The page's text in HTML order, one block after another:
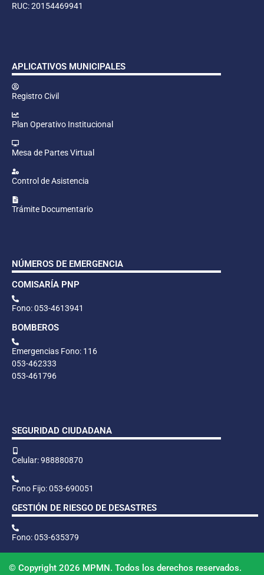
RUC: 20154469941
APLICATIVOS MUNICIPALES
Registro Civil
Plan Operativo Institucional
Mesa de Partes Virtual
Control de Asistencia
Trámite Documentario
NÚMEROS DE EMERGENCIA
COMISARÍA PNP
Fono: 053-4613941
BOMBEROS
Emergencias Fono: 116
053-462333
053-461796
SEGURIDAD CIUDADANA
Celular: 988880870
Fono Fijo: 053-690051
GESTIÓN DE RIESGO DE DESASTRES
Fono: 053-635379
© Copyright 2026 MPMN. Todos los derechos reservados.